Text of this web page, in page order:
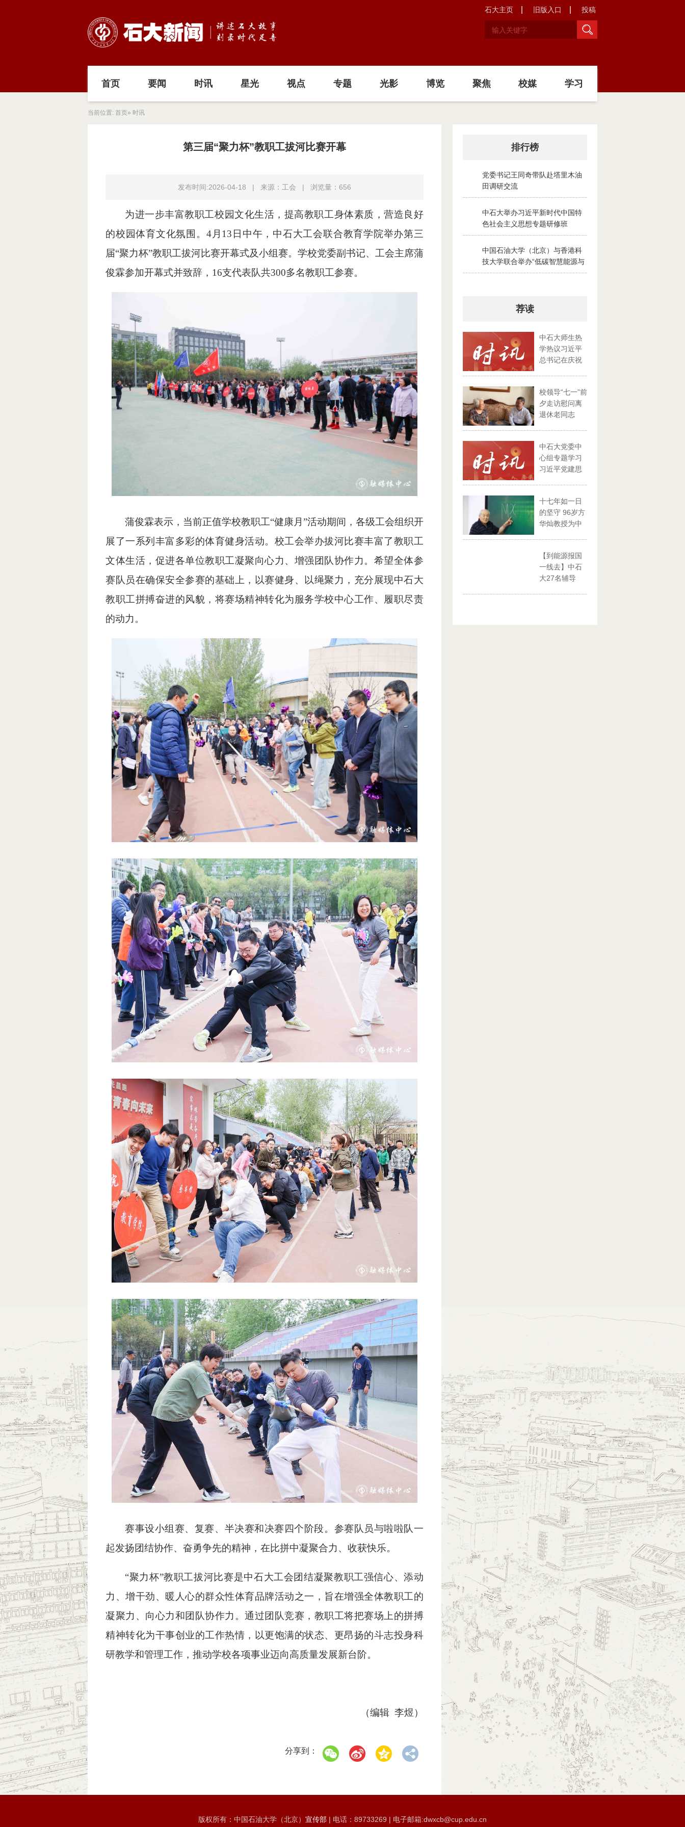
石大主页 旧版入口 投稿
首页 要闻 时讯 星光 视点 专题 光影 博览 聚焦 校媒 学习
当前位置: 首页» 时讯
第三届“聚力杯”教职工拔河比赛开幕
发布时间:2026-04-18 | 来源：工会 | 浏览量： 656
为进一步丰富教职工校园文化生活，提高教职工身体素质，营造良好
的校园体育文化氛围。4月13日中午，中石大工会联合教育学院举办第三
届“聚力杯”教职工拔河比赛开幕式及小组赛。学校党委副书记、工会主席蒲
俊霖参加开幕式并致辞，16支代表队共300多名教职工参赛。
蒲俊霖表示，当前正值学校教职工“健康月”活动期间，各级工会组织开
展了一系列丰富多彩的体育健身活动。校工会举办拔河比赛丰富了教职工
文体生活，促进各单位教职工凝聚向心力、增强团队协作力。希望全体参
赛队员在确保安全参赛的基础上，以赛健身、以绳聚力，充分展现中石大
教职工拼搏奋进的风貌，将赛场精神转化为服务学校中心工作、履职尽责
的动力。
赛事设小组赛、复赛、半决赛和决赛四个阶段。参赛队员与啦啦队一
起发扬团结协作、奋勇争先的精神，在比拼中凝聚合力、收获快乐。
“聚力杯”教职工拔河比赛是中石大工会团结凝聚教职工强信心、添动
力、增干劲、暖人心的群众性体育品牌活动之一，旨在增强全体教职工的
凝聚力、向心力和团队协作力。通过团队竞赛，教职工将把赛场上的拼搏
精神转化为干事创业的工作热情，以更饱满的状态、更昂扬的斗志投身科
研教学和管理工作，推动学校各项事业迈向高质量发展新台阶。
（编辑 李煜）
分享到：
排行榜
党委书记王同奇带队赴塔里木油
田调研交流
2026-08-02
中石大举办习近平新时代中国特
色社会主义思想专题研修班
2026-07-28
中国石油大学（北京）与香港科
技大学联合举办“低碳智慧能源与
绿色碳循环”京港夏令营
荐读
中石大师生热
学热议习近平
总书记在庆祝
校领导“七一”前
夕走访慰问离
退休老同志
中石大党委中
心组专题学习
习近平党建思
十七年如一日
的坚守 96岁方
华灿教授为中
【到能源报国
一线去】中石
大27名辅导
版权所有：中国石油大学（北京） 宣传部 | 电话：89733269 | 电子邮箱:dwxcb@cup.edu.cn